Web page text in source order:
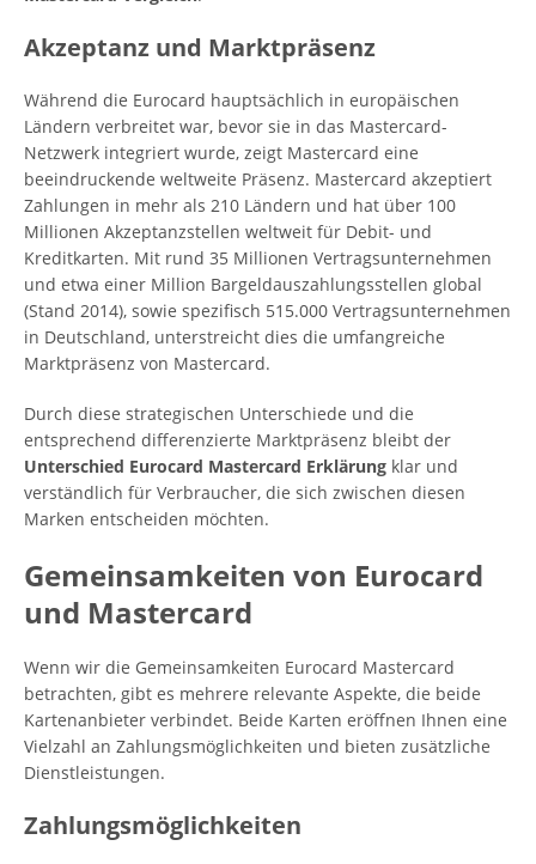
Akzeptanz und Marktpräsenz
Während die Eurocard hauptsächlich in europäischen
Ländern verbreitet war, bevor sie in das Mastercard-
Netzwerk integriert wurde, zeigt Mastercard eine
beeindruckende weltweite Präsenz. Mastercard akzeptiert
Zahlungen in mehr als 210 Ländern und hat über 100
Millionen Akzeptanzstellen weltweit für Debit- und
Kreditkarten. Mit rund 35 Millionen Vertragsunternehmen
und etwa einer Million Bargeldauszahlungsstellen global
(Stand 2014), sowie spezifisch 515.000 Vertragsunternehmen
in Deutschland, unterstreicht dies die umfangreiche
Marktpräsenz von Mastercard.
Durch diese strategischen Unterschiede und die
entsprechend differenzierte Marktpräsenz bleibt der
Unterschied Eurocard Mastercard Erklärung klar und
verständlich für Verbraucher, die sich zwischen diesen
Marken entscheiden möchten.
Gemeinsamkeiten von Eurocard
und Mastercard
Wenn wir die Gemeinsamkeiten Eurocard Mastercard
betrachten, gibt es mehrere relevante Aspekte, die beide
Kartenanbieter verbindet. Beide Karten eröffnen Ihnen eine
Vielzahl an Zahlungsmöglichkeiten und bieten zusätzliche
Dienstleistungen.
Zahlungsmöglichkeiten